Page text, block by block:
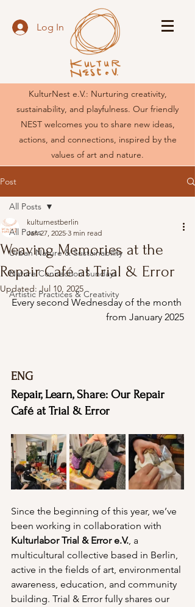
Log In
KulturNest e.V.: Nurturing creativity,
sustainability, and playfulness. Our friendly
NEST welcomes you to share new ideas,
actions, and connections, inspired by the
values of art and nature.
Post
All Posts
Urban Nature & Sustainability
Nature Connection Sundays
Artistic Practices & Creativity
All Posts
Weaving Memories at the
Repair Café at Trial & Error
kulturnestberlin
Jan 27, 2025 3 min read
Updated:Jul 10, 2025
Every second Wednesday of the month
from January 2025
ENG
Repair, Learn, Share: Our Repair
Café at Trial & Error
Since the beginning of this year, we’ve
been working in collaboration with
Kulturlabor Trial & Error e.V., a
multicultural collective based in Berlin,
active in the fields of art, environmental
awareness, education, and community
building. Trial & Error fully shares our